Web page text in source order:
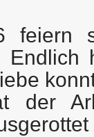
feiern
Endlich
der